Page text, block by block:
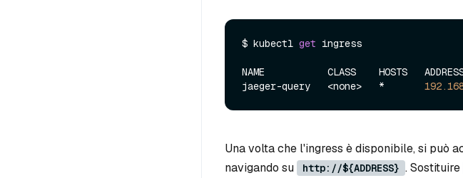
$ kubectl get ingress
NAME           CLASS    HOSTS
jaeger-query   <none>   *
Una volta che l'ingress è disponibile, si può
navigando su
http://${ADDRESS} . Sostituire